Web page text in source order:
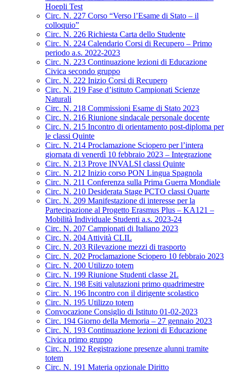
Hoepli Test
Circ. N. 227 Corso “Verso l’Esame di Stato – il
colloquio”
Circ. N. 226 Richiesta Carta dello Studente
Circ. N. 224 Calendario Corsi di Recupero – Primo
periodo a.s. 2022-2023
Circ. N. 223 Continuazione lezioni di Educazione
Civica secondo gruppo
Circ. N. 222 Inizio Corsi di Recupero
Circ. N. 219 Fase d’istituto Campionati Scienze
Naturali
Circ. N. 218 Commissioni Esame di Stato 2023
Circ. N. 216 Riunione sindacale personale docente
Circ. N. 215 Incontro di orientamento post-diploma per
le classi Quinte
Circ. N. 214 Proclamazione Sciopero per l’intera
giornata di venerdì 10 febbraio 2023 – Integrazione
Circ. N. 213 Prove INVALSI classi Quinte
Circ. N. 212 Inizio corso PON Lingua Spagnola
Circ. N. 211 Conferenza sulla Prima Guerra Mondiale
Circ. N. 210 Desiderata Stage PCTO classi Quarte
Circ. N. 209 Manifestazione di interesse per la
Partecipazione al Progetto Erasmus Plus – KA121 –
Mobilità Individuale Studenti a.s. 2023-24
Circ. N. 207 Campionati di Italiano 2023
Circ. N. 204 Attività CLIL
Circ. N. 203 Rilevazione mezzi di trasporto
Circ. N. 202 Proclamazione Sciopero 10 febbraio 2023
Circ. N. 200 Utilizzo totem
Circ. N. 199 Riunione Studenti classe 2L
Circ. N. 198 Esiti valutazioni primo quadrimestre
Circ. N. 196 Incontro con il dirigente scolastico
Circ. N. 195 Utilizzo totem
Convocazione Consiglio di Istituto 01-02-2023
Circ. 194 Giorno della Memoria – 27 gennaio 2023
Circ. N. 193 Continuazione lezioni di Educazione
Civica primo gruppo
Circ. N. 192 Registrazione presenze alunni tramite
totem
Circ. N. 191 Materia opzionale Diritto